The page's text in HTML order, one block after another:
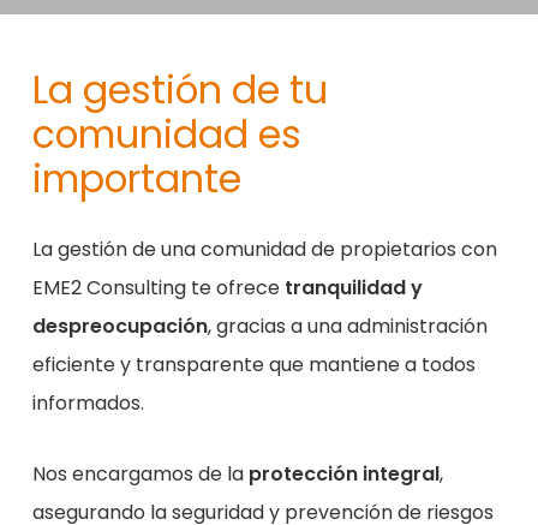
La gestión de tu
comunidad es
importante
La gestión de una comunidad de propietarios con
EME2 Consulting te ofrece tranquilidad y
despreocupación, gracias a una administración
eficiente y transparente que mantiene a todos
informados.
Nos encargamos de laprotección integral,
asegurando la seguridad y prevención de riesgos